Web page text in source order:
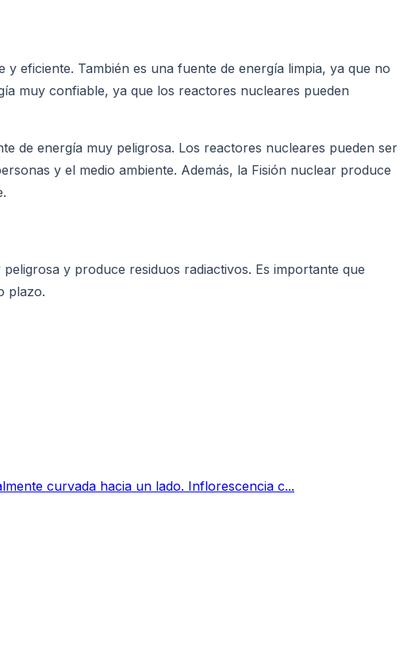
eficiente. También es una fuente de energía limpia, ya que no
muy confiable, ya que los reactores nucleares pueden
de energía muy peligrosa. Los reactores nucleares pueden ser
y el medio ambiente. Además, la Fisión nuclear produce
y produce residuos radiactivos. Es importante que
plazo.
curvada hacia un lado. Inflorescencia c...